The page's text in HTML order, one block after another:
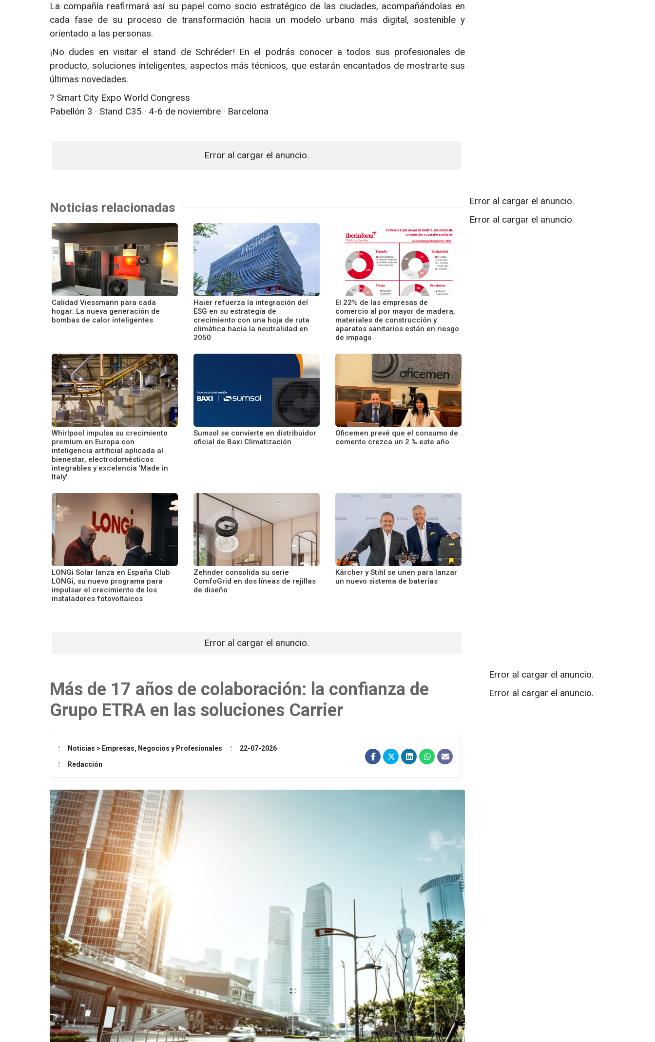
La compañía reafirmará así su papel como socio estratégico de las ciudades, acompañándolas en
cada fase de su proceso de transformación hacia un modelo urbano más digital, sostenible y
orientado a las personas.
¡No dudes en visitar el stand de Schréder! En el podrás conocer a todos sus profesionales de
producto, soluciones inteligentes, aspectos más técnicos, que estarán encantados de mostrarte sus
últimas novedades.
? Smart City Expo World Congress
Pabellón 3 · Stand C35 · 4-6 de noviembre · Barcelona
Error al cargar el anuncio.
Noticias relacionadas
Calidad Viessmann para cada
hogar: La nueva generación de
bombas de calor inteligentes
Haier refuerza la integración del
ESG en su estrategia de
crecimiento con una hoja de ruta
climática hacia la neutralidad en
2050
El 22% de las empresas de
comercio al por mayor de madera,
materiales de construcción y
aparatos sanitarios están en riesgo
de impago
Whirlpool impulsa su crecimiento
premium en Europa con
inteligencia artificial aplicada al
bienestar, electrodomésticos
integrables y excelencia 'Made in
Italy'
Sumsol se convierte en distribuidor
oficial de Baxi Climatización
Oficemen prevé que el consumo de
cemento crezca un 2 % este año
LONGi Solar lanza en España Club
LONGi, su nuevo programa para
impulsar el crecimiento de los
instaladores fotovoltaicos
Zehnder consolida su serie
ComfoGrid en dos líneas de rejillas
de diseño
Kärcher y Stihl se unen para lanzar
un nuevo sistema de baterías
Error al cargar el anuncio.
Error al cargar el anuncio.
Error al cargar el anuncio.
Más de 17 años de colaboración: la confianza de
Grupo ETRA en las soluciones Carrier
Noticias > Empresas, Negocios y Profesionales 22-07-2026
Redacción
Error al cargar el anuncio.
Error al cargar el anuncio.